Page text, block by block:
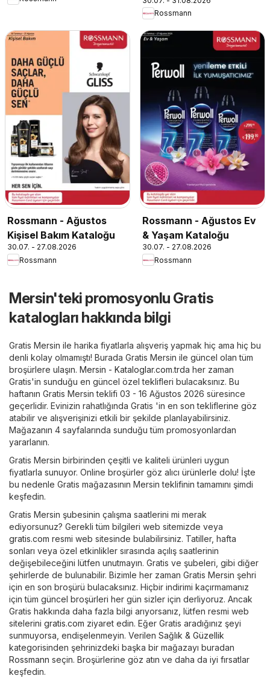
Rossmann
Rossmann - Ağustos
Kişisel Bakım Kataloğu
30.07. - 27.08.2026
Rossmann
Rossmann - Ağustos Ev
& Yaşam Kataloğu
30.07. - 27.08.2026
Rossmann
Mersin'teki promosyonlu Gratis
katalogları hakkında bilgi
Gratis Mersin ile harika fiyatlarla alışveriş yapmak hiç ama hiç bu
denli kolay olmamıştı! Burada Gratis Mersin ile güncel olan tüm
broşürlere ulaşın. Mersin - Kataloglar.com.trda her zaman
Gratis'in sunduğu en güncel özel teklifleri bulacaksınız. Bu
haftanın Gratis Mersin teklifi 03 - 16 Ağustos 2026 süresince
geçerlidir. Evinizin rahatlığında Gratis 'in en son tekliflerine göz
atabilir ve alışverişinizi etkili bir şekilde planlayabilirsiniz.
Mağazanın 4 sayfalarında sunduğu tüm promosyonlardan
yararlanın.
Gratis Mersin birbirinden çeşitli ve kaliteli ürünleri uygun
fiyatlarla sunuyor. Online broşürler göz alıcı ürünlerle dolu! İşte
bu nedenle Gratis mağazasının Mersin teklifinin tamamını şimdi
keşfedin.
Gratis Mersin şubesinin çalışma saatlerini mi merak
ediyorsunuz? Gerekli tüm bilgileri web sitemizde veya
gratis.com resmi web sitesinde bulabilirsiniz. Tatiller, hafta
sonları veya özel etkinlikler sırasında açılış saatlerinin
değişebileceğini lütfen unutmayın. Gratis ve şubeleri, gibi diğer
şehirlerde de bulunabilir. Bizimle her zaman Gratis Mersin şehri
için en son broşürü bulacaksınız. Hiçbir indirimi kaçırmamanız
için tüm güncel broşürleri her gün sizler için derliyoruz. Ancak
Gratis hakkında daha fazla bilgi arıyorsanız, lütfen resmi web
sitelerini gratis.com ziyaret edin. Eğer Gratis aradığınız şeyi
sunmuyorsa, endişelenmeyin. Verilen Sağlık & Güzellik
kategorisinden şehrinizdeki başka bir mağazayı buradan
Rossmann seçin. Broşürlerine göz atın ve daha da iyi fırsatlar
keşfedin.